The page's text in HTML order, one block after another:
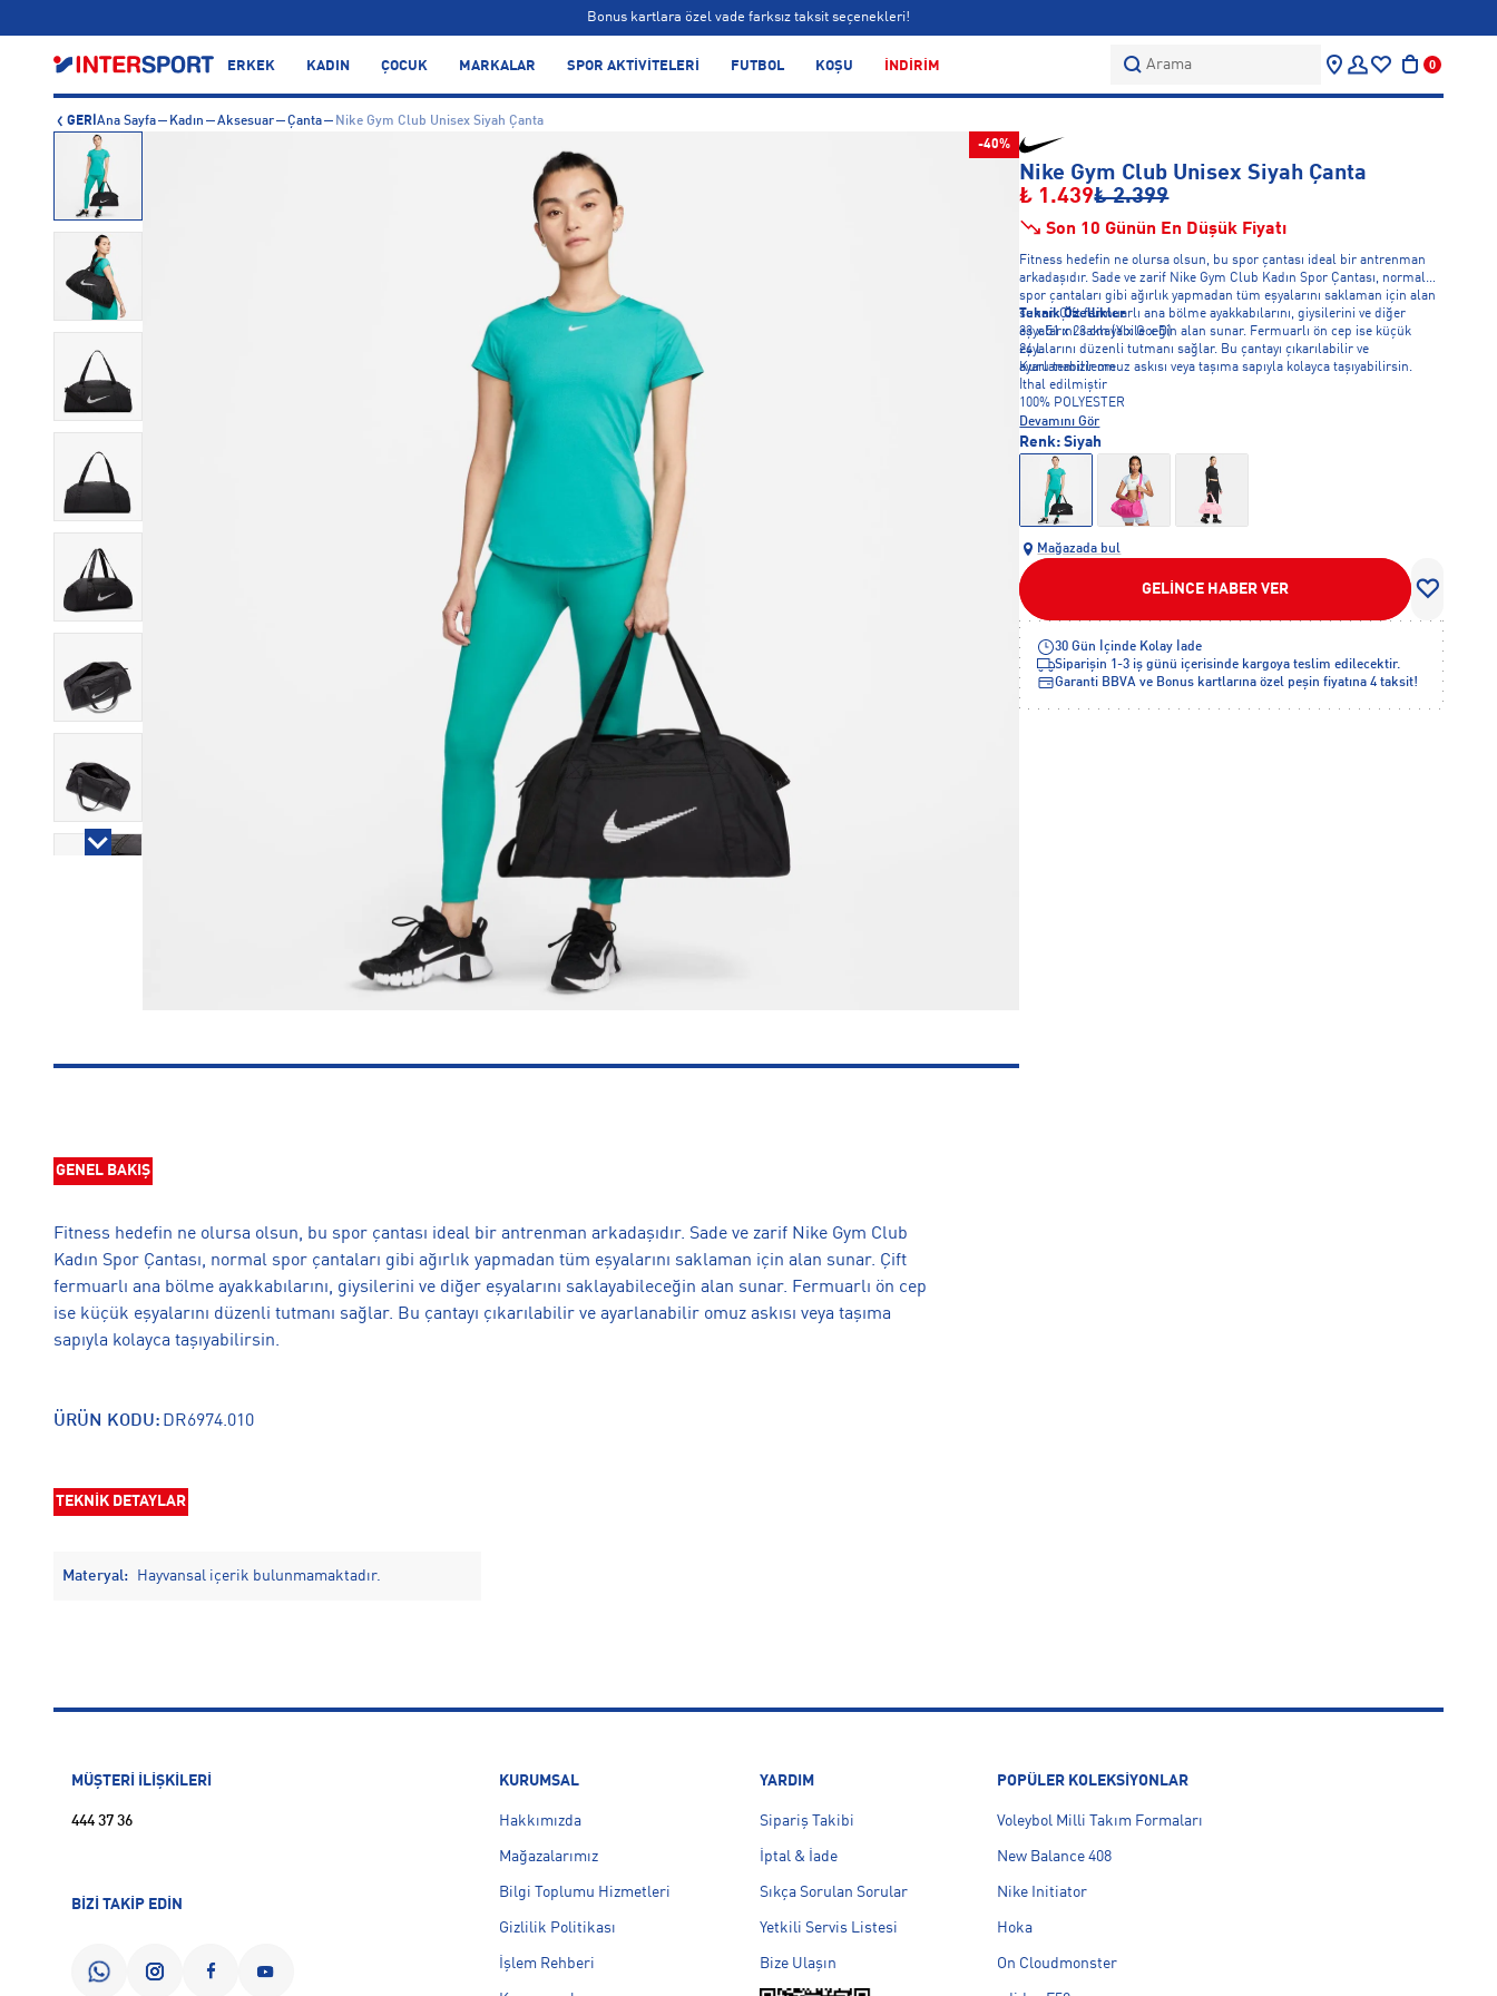
Bonus kartlara özel vade farksız taksit seçenekleri!
ERKEK KADIN ÇOCUK MARKALAR SPOR AKTİVİTELERİ FUTBOL KOŞU İNDİRİM Arama 0
GERİ Ana Sayfa Kadın Aksesuar Çanta
Nike Gym Club Unisex Siyah Çanta
-40%
GENEL BAKIŞ
Fitness hedefin ne olursa olsun, bu spor çantası ideal bir antrenman arkadaşıdır. Sade ve zarif Nike Gym Club
Kadın Spor Çantası, normal spor çantaları gibi ağırlık yapmadan tüm eşyalarını saklaman için alan sunar. Çift
fermuarlı ana bölme ayakkabılarını, giysilerini ve diğer eşyalarını saklayabileceğin alan sunar. Fermuarlı ön cep
ise küçük eşyalarını düzenli tutmanı sağlar. Bu çantayı çıkarılabilir ve ayarlanabilir omuz askısı veya taşıma
sapıyla kolayca taşıyabilirsin.
ÜRÜN KODU: DR6974.010
TEKNİK DETAYLAR
Materyal: Hayvansal içerik bulunmamaktadır.
Nike Gym Club Unisex Siyah Çanta
₺ 1.439₺ 2.399
Son 10 Günün En Düşük Fiyatı
Fitness hedefin ne olursa olsun, bu spor çantası ideal bir antrenman
arkadaşıdır. Sade ve zarif Nike Gym Club Kadın Spor Çantası, normal
spor çantaları gibi ağırlık yapmadan tüm eşyalarını saklaman için alan
sunar. Çift fermuarlı ana bölme ayakkabılarını, giysilerini ve diğer
eşyalarını saklayabileceğin alan sunar. Fermuarlı ön cep ise küçük
eşyalarını düzenli tutmanı sağlar. Bu çantayı çıkarılabilir ve
ayarlanabilir omuz askısı veya taşıma sapıyla kolayca taşıyabilirsin.
Teknik Özellikler
33 x 51 x 23 cm (Y x G x D)
24 L
Kuru temizleme
İthal edilmiştir
100% POLYESTER
Devamını Gör
Renk: Siyah
Mağazada bul
GELİNCE HABER VER
30 Gün İçinde Kolay İade
Siparişin 1-3 iş günü içerisinde kargoya teslim edilecektir.
Garanti BBVA ve Bonus kartlarına özel peşin fiyatına 4 taksit!
MÜŞTERİ İLİŞKİLERİ
444 37 36
BİZİ TAKİP EDİN
KURUMSAL
Hakkımızda
Mağazalarımız
Bilgi Toplumu Hizmetleri
Gizlilik Politikası
İşlem Rehberi
YARDIM
Sipariş Takibi
İptal & İade
Sıkça Sorulan Sorular
Yetkili Servis Listesi
Bize Ulaşın
POPÜLER KOLEKSİYONLAR
Voleybol Milli Takım Formaları
New Balance 408
Nike Initiator
Hoka
On Cloudmonster